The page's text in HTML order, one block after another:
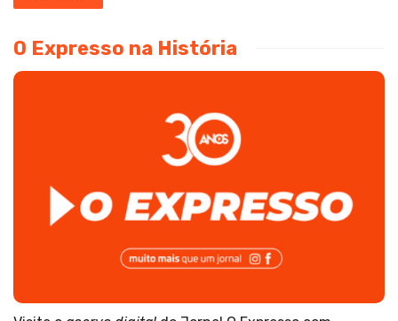
O Expresso na História